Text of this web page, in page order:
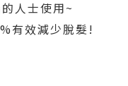
人士使用~
有效減少脫髮!